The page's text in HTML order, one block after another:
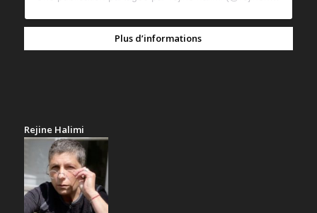
Plus d’informations
Rejine Halimi